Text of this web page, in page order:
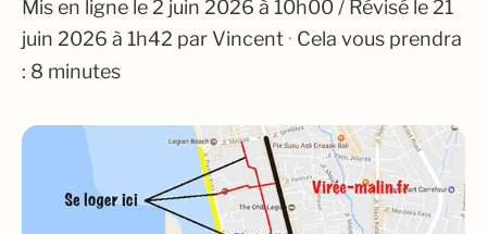
Mis en ligne le 2 juin 2026 à 10h00 / Révisé le 21
juin 2026 à 1h42 par Vincent · Cela vous prendra
: 8 minutes